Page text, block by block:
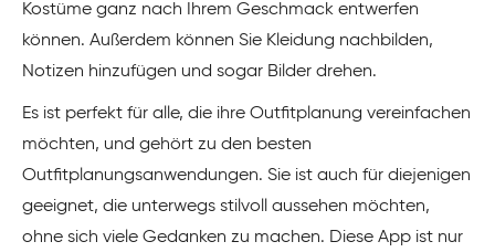
Kostüme ganz nach Ihrem Geschmack entwerfen
können. Außerdem können Sie Kleidung nachbilden,
Notizen hinzufügen und sogar Bilder drehen.
Es ist perfekt für alle, die ihre Outfitplanung vereinfachen
möchten, und gehört zu den besten
Outfitplanungsanwendungen. Sie ist auch für diejenigen
geeignet, die unterwegs stilvoll aussehen möchten,
ohne sich viele Gedanken zu machen. Diese App ist nur